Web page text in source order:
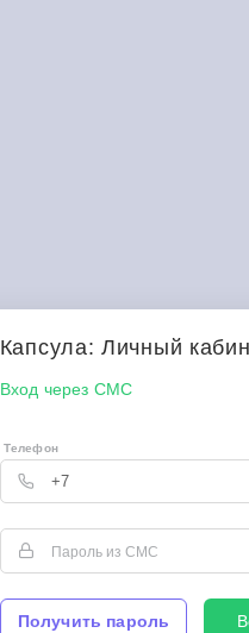
Капсула: Личный
Вход через СМС
Телефон
Получить пароль